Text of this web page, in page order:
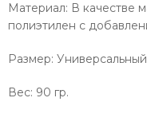
Материал: В качестве
полиэтилен с
Размер: Универсальный
Вес: 90 гр.